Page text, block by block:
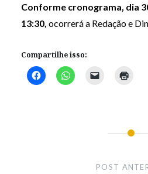
Conforme cronograma, dia
13:30, ocorrerá a Redação e
Compartilhe isso:
POST